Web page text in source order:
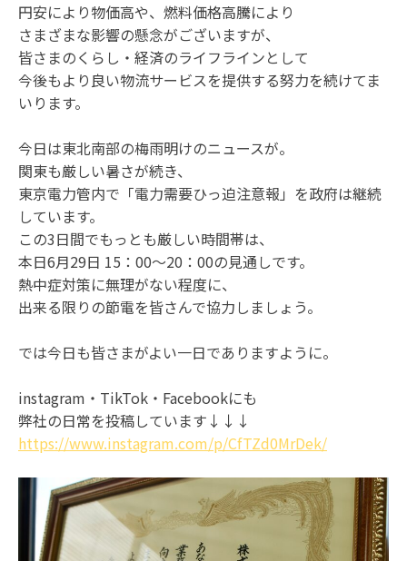
円安により物価高や、燃料価格高騰により
さまざまな影響の懸念がございますが、
皆さまのくらし・経済のライフラインとして
今後もより良い物流サービスを提供する努力を続けてま
いります。
今日は東北南部の梅雨明けのニュースが。
関東も厳しい暑さが続き、
東京電力管内で「電力需要ひっ迫注意報」を政府は継続
しています。
この3日間でもっとも厳しい時間帯は、
本日6月29日 15：00～20：00の見通しです。
熱中症対策に無理がない程度に、
出来る限りの節電を皆さんで協力しましょう。
では今日も皆さまがよい一日でありますように。
instagram・TikTok・Facebookにも
弊社の日常を投稿しています↓↓↓
https://www.instagram.com/p/CfTZd0MrDek/